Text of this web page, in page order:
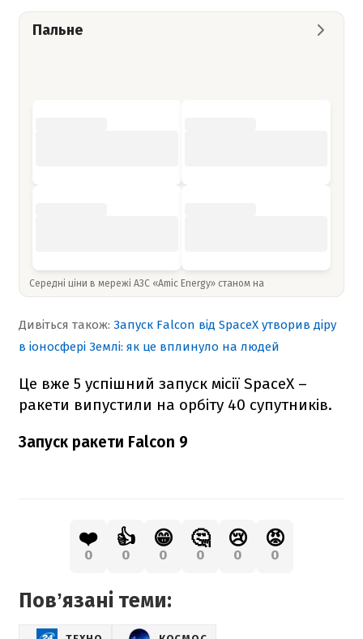
Пальне
Середні ціни в мережі АЗС «Amic Energy» станом на
Дивіться також: Запуск Falcon від SpaceX утворив діру
в іоносфері Землі: як це вплинуло на людей
Це вже 5 успішний запуск місії SpaceX –
ракети випустили на орбіту 40 супутників.
Запуск ракети Falcon 9
❤️
0
👍
0
😁
0
🤔
0
😢
0
😡
0
Повʼязані теми: